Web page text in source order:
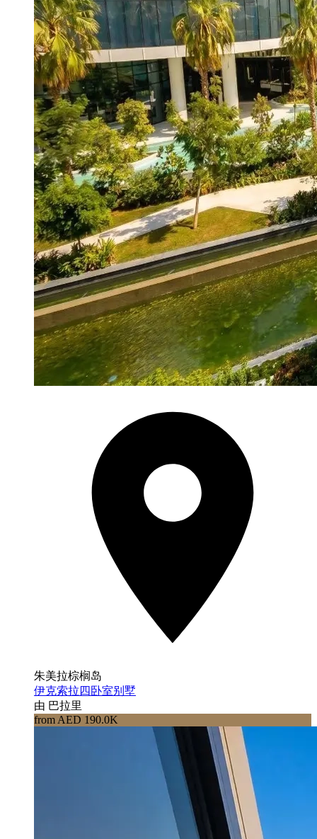
朱美拉棕榈岛
伊克索拉四卧室别墅
由 巴拉里
from AED 190.0K